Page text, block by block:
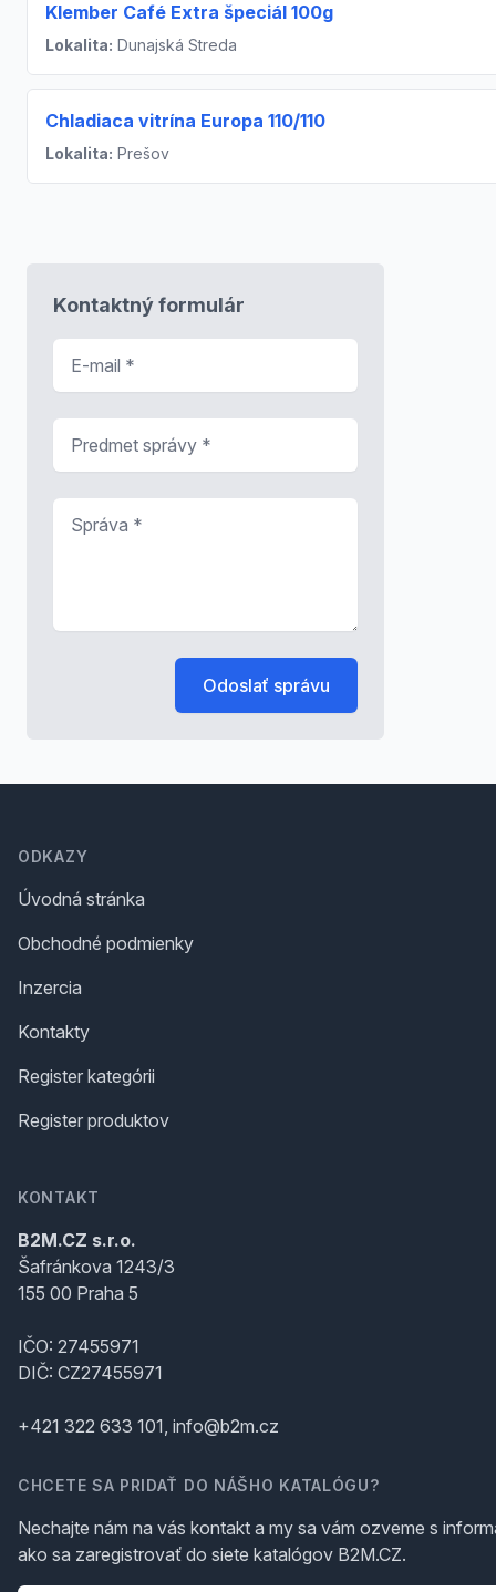
Klember Café Extra špeciál 100g
Lokalita: Dunajská Streda
Chladiaca vitrína Europa 110/110
Lokalita: Prešov
Kontaktný formulár
Odoslať správu
ODKAZY
Úvodná stránka
Obchodné podmienky
Inzercia
Kontakty
Register kategórii
Register produktov
KONTAKT
B2M.CZ s.r.o.
Šafránkova 1243/3
155 00 Praha 5
IČO: 27455971
DIČ: CZ27455971
+421 322 633 101, info@b2m.cz
CHCETE SA PRIDAŤ DO NÁŠHO KATALÓGU?
Nechajte nám na vás kontakt a my sa vám ozveme s
ako sa zaregistrovať do siete katalógov B2M.CZ.